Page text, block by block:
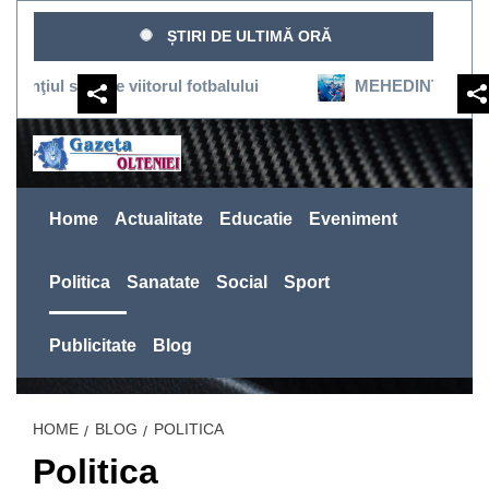
Sari
conținut
ȘTIRI DE ULTIMĂ ORĂ
viitorul fotbalului MEHEDINŢI:SEVERINUL
Home Actualitate Educatie Eveniment
Politica Sanatate Social Sport
Publicitate Blog
HOME BLOG POLITICA
Politica